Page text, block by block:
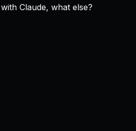
Claude, what else?